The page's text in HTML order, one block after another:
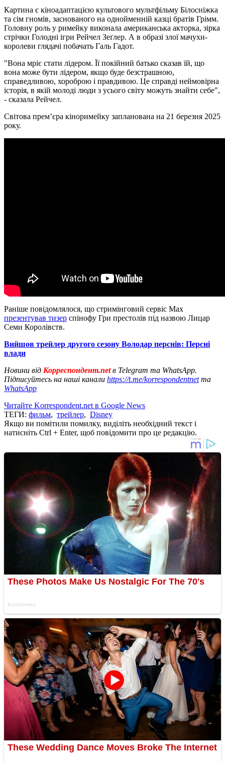
Картина є кіноадаптацією культового мультфільму Білосніжка
та сім гномів, заснованого на однойменній казці братів Грімм.
Головну роль у римейку виконала американська акторка, зірка
стрічки Голодні ігри Рейчел Зеґлер. А в образі злої мачухи-
королеви глядачі побачать Галь Гадот.
"Вона мріє стати лідером. Її покійний батько сказав їй, що
вона може бути лідером, якщо буде безстрашною,
справедливою, хороброю і правдивою. Це справді неймовірна
історія, в якій молоді люди з усього світу можуть знайти себе",
- сказала Рейчел.
Світова прем’єра кіноримейку запланована на 21 березня 2025
року.
Раніше повідомлялося, що стримінговий сервіс Max
презентував тизер спінофу Гри престолів під назвою Лицар
Семи Королівств.
Вийшов трейлер другого сезону Володар перснів: Персні
влади
Новини від Корреспондент.netв Telegram та WhatsApp.
Підписуйтесь на наші канали https://t.me/korrespondentnetта
WhatsApp
Читайте Korrespondent.net в Google News
ТЕГИ: фильм, трейлер, Disney
Якщо ви помітили помилку, виділіть необхідний текст і
натисніть Ctrl + Enter, щоб повідомити про це редакцію.